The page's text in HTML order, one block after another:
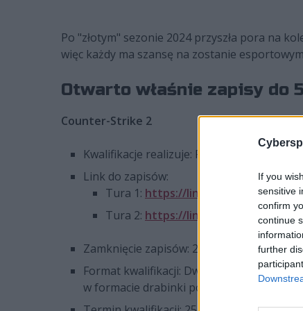
If you
sensitive
confirm
continue
further
Po "złotym" sezonie 2024 przyszła pora na
więc każdy ma szansę na zostanie
Otwarto właśnie zapisy do
Counter-Strike 2
Kwalifikacje realizuje: PEGA (polish
Link do zapisów:
Tura 1: https://link.polskiesport.pl/
Tura 2: https://link.polskiesport.pl/
Zamknięcie zapisów: 25 kwietnia 2025,
Format kwalifikacji: Dwie drużyny z
w formacie drabinki pojedynczej eliminacji